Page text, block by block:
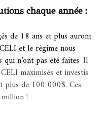
chaque année :
de 18 ans et plus auront
et le régime nous
n’ont pas été faites. Il
maximisés et investis
plus de 100 000$. Ces
!